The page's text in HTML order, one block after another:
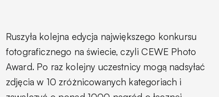
Ruszyła kolejna edycja największego konkursu
fotograficznego na świecie, czyli CEWE Photo
Award. Po raz kolejny uczestnicy mogą nadsyłać
zdjęcia w 10 zróżnicowanych kategoriach i